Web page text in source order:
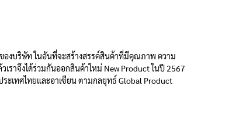
บริษัท ในอันที่จะสร้างสรรค์สินค้าที่มีคุณภาพ ความ
ราจึงได้ร่วมกันออกสินค้าใหม่ New Product ในปี 2567
เทศไทยและอาเซียน ตามกลยุทธ์ Global Product